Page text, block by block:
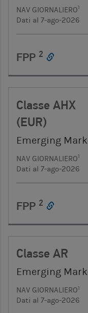
NAV GIORNALIERO1
Dati al 7-ago-2026
FPP 2
Classe AHX
(EUR)
Emerging
NAV GIORNALIERO1
Dati al 7-ago-2026
FPP 2
Classe AR
Emerging
NAV GIORNALIERO1
Dati al 7-ago-2026